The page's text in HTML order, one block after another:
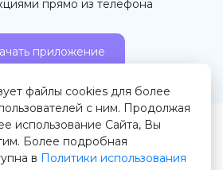
файлы cookies для более
с ним. Продолжая
использование Сайта, Вы
Более подробная
в Политики использования
прямо из телефона
приложение
соглашение